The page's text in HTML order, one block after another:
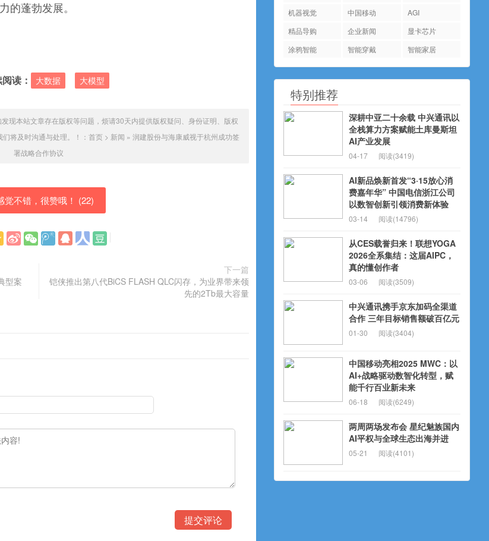
的蓬勃发展。
读： 大数据 大模型
现本站文章存在版权等问题，烦请30天内提供版权疑问、身份证明、版权
将及时沟通与处理。！： 首页 > 新闻 » 润建股份与海康威视于杭州成功签
署战略合作协议
觉不错，很赞哦！ (22)
型案
下一篇
铠侠推出第八代BiCS FLASH QLC闪存，为业界带来领
先的2Tb最大容量
机器视觉
中国移动
AGI
精品导购
企业新闻
显卡芯片
涂鸦智能
智能穿戴 智能家居
特别推荐
深耕中亚二十余载 中兴通讯以
全栈算力方案赋能土库曼斯坦
AI产业发展
04-17 阅读(3419)
AI新品焕新首发“3·15放心消
费嘉年华” 中国电信浙江公司
以数智创新引领消费新体验
03-14 阅读(14796)
从CES载誉归来！联想YOGA
2026全系集结：这届AIPC，
真的懂创作者
03-06 阅读(3509)
中兴通讯携手京东加码全渠道
合作 三年目标销售额破百亿元
01-30 阅读(3404)
中国移动亮相2025 MWC：以
AI+战略驱动数智化转型，赋
能千行百业新未来
06-18 阅读(6249)
两周两场发布会 星纪魅族国内
AI平权与全球生态出海并进
05-21 阅读(4101)